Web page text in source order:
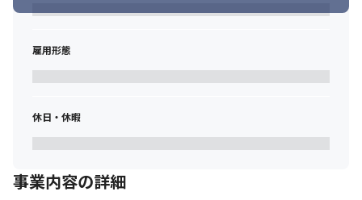
雇用形態
休日・休暇
事業内容の詳細